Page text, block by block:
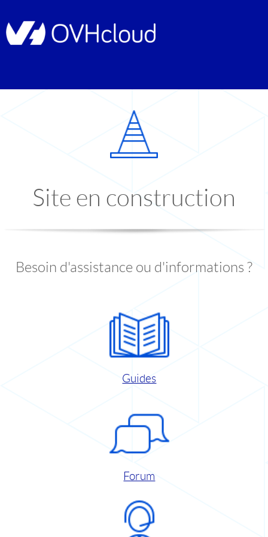
Site en construction
Besoin d'assistance ou d'informations ?
Guides
Forum